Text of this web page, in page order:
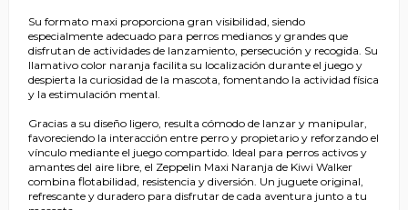
Su formato maxi proporciona gran visibilidad, siendo
especialmente adecuado para perros medianos y grandes que
disfrutan de actividades de lanzamiento, persecución y recogida. Su
llamativo color naranja facilita su localización durante el juego y
despierta la curiosidad de la mascota, fomentando la actividad física
y la estimulación mental.
Gracias a su diseño ligero, resulta cómodo de lanzar y manipular,
favoreciendo la interacción entre perro y propietario y reforzando el
vínculo mediante el juego compartido. Ideal para perros activos y
amantes del aire libre, el Zeppelin Maxi Naranja de Kiwi Walker
combina flotabilidad, resistencia y diversión. Un juguete original,
refrescante y duradero para disfrutar de cada aventura junto a tu